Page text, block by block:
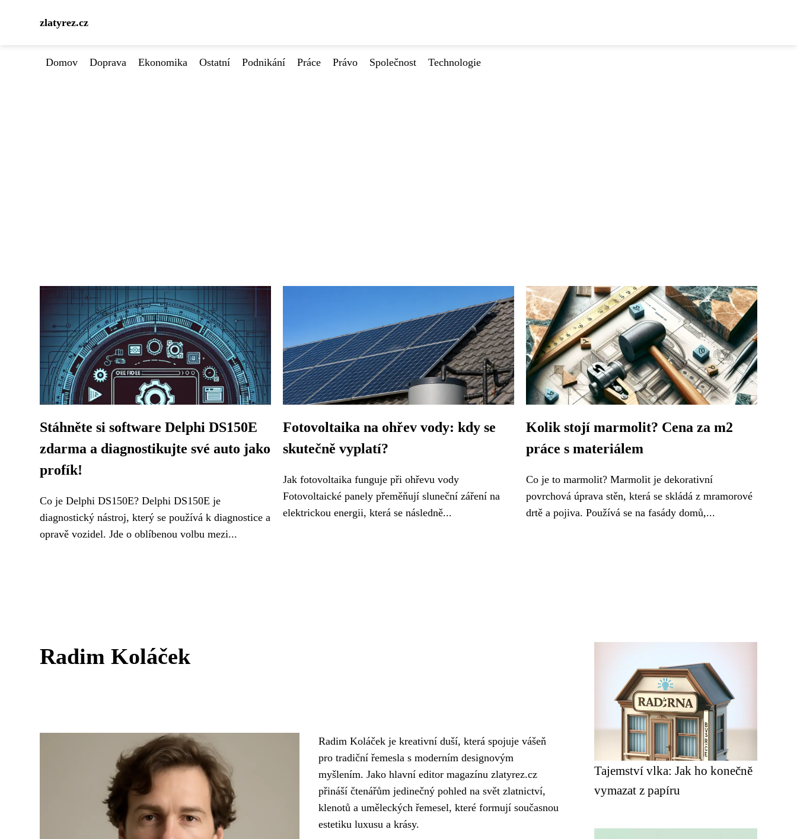
zlatyrez.cz
Domov Doprava Ekonomika Ostatní Podnikání Práce Právo Společnost Technologie
Stáhněte si software Delphi DS150E
zdarma a diagnostikujte své auto jako
profík!
Co je Delphi DS150E? Delphi DS150E je
diagnostický nástroj, který se používá k diagnostice a
opravě vozidel. Jde o oblíbenou volbu mezi...
Fotovoltaika na ohřev vody: kdy se
skutečně vyplatí?
Jak fotovoltaika funguje při ohřevu vody
Fotovoltaické panely přeměňují sluneční záření na
elektrickou energii, která se následně...
Kolik stojí marmolit? Cena za m2
práce s materiálem
Co je to marmolit? Marmolit je dekorativní
povrchová úprava stěn, která se skládá z mramorové
drtě a pojiva. Používá se na fasády domů,...
Radim Koláček
Radim Koláček je kreativní duší, která spojuje vášeň
pro tradiční řemesla s moderním designovým
myšlením. Jako hlavní editor magazínu zlatyrez.cz
přináší čtenářům jedinečný pohled na svět zlatnictví,
klenotů a uměleckých řemesel, které formují současnou
estetiku luxusu a krásy.
Tajemství vlka: Jak ho konečně
vymazat z papíru